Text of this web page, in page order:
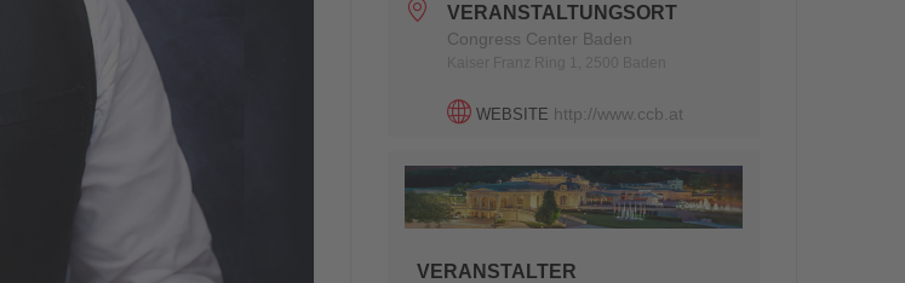
VERANSTALTUNGSORT
Congress Center Baden
WEBSITE http://www.ccb.at
VERANSTALTER